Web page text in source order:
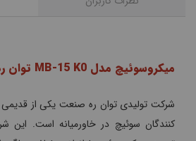
میکروسوئیچ مدل MB-15 K0 توان ره صنعت
شرکت تولیدی توان ره صنعت یکی از قدیمی